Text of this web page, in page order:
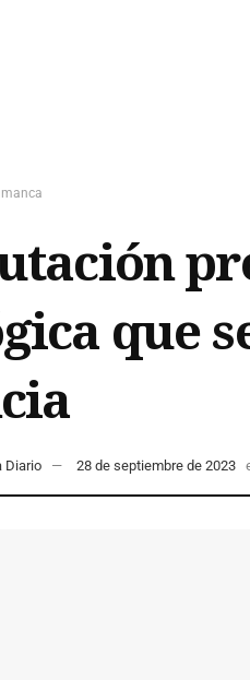
que
Diario 28 de septiembre de 2023